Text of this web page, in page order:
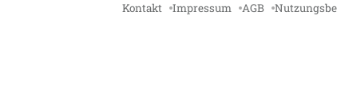
Kontakt Impressum AGB